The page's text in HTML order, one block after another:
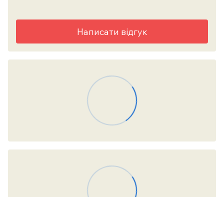
Написати відгук